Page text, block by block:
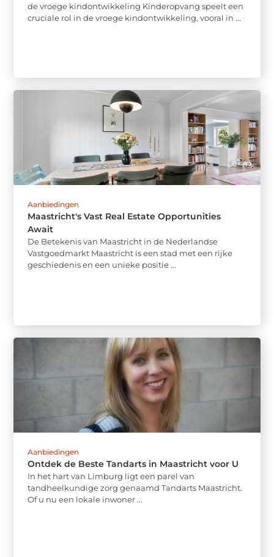
de vroege kindontwikkeling Kinderopvang speelt een
cruciale rol in de vroege kindontwikkeling, vooral in ...
Aanbiedingen
Maastricht's Vast Real Estate Opportunities
Await
De Betekenis van Maastricht in de Nederlandse
Vastgoedmarkt Maastricht is een stad met een rijke
geschiedenis en een unieke positie ...
Aanbiedingen
Ontdek de Beste Tandarts in Maastricht voor U
In het hart van Limburg ligt een parel van
tandheelkundige zorg genaamd Tandarts Maastricht.
Of u nu een lokale inwoner ...